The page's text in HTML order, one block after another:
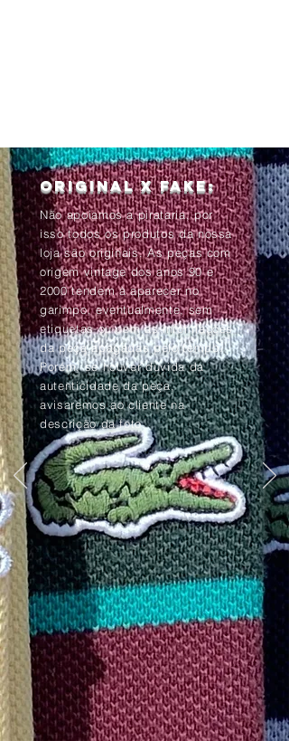
Original x Fake:
Não apoiamos a pirataria, por
isso todos os produtos da nossa
loja são originais. As peças com
origem vintage dos anos 90 e
2000 tendem à aparecer no
garimpo, eventualmente, sem
etiquetas ou com as informações
da peça apagadas pelo tempo.
Porém, se houver dúvida da
autenticidade da peça,
avisaremos ao cliente na
descrição da foto.